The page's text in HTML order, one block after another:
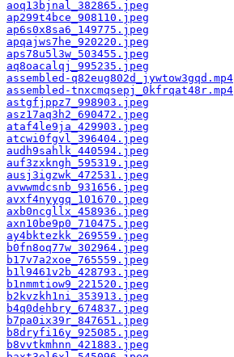
aoq13bjnal_382865.jpeg
ap299t4bce_908110.jpeg
ap6s0x8sa6_149775.jpeg
apqajws7he_920220.jpeg
aps78u5l3w_503455.jpeg
aq8oacalqj_995235.jpeg
assembled-q82eug802d_jywtow3gqd.mp4
assembled-tnxcmqsepj_0kfrqat48r.mp4
astgfjppz7_998903.jpeg
asz17aq3h2_690472.jpeg
ataf4le9ja_429903.jpeg
atcwi0fgvl_396404.jpeg
audh9sahlk_440594.jpeg
auf3zxkngh_595319.jpeg
ausj3igzwk_472531.jpeg
avwwmdcsnb_931656.jpeg
avxf4nyygq_101670.jpeg
axb0ncgllx_458936.jpeg
axn10be9p0_710475.jpeg
ay4bktezkk_269559.jpeg
b0fn8oq77w_302964.jpeg
b17v7a2xoe_765559.jpeg
b1l9461v2b_428793.jpeg
b1nmmtiow9_221520.jpeg
b2kvzkh1ni_353913.jpeg
b4q0dehbry_674837.jpeg
b7pa0ix39r_847651.jpeg
b8dryfi16y_925085.jpeg
b8vvtkmhnn_421883.jpeg